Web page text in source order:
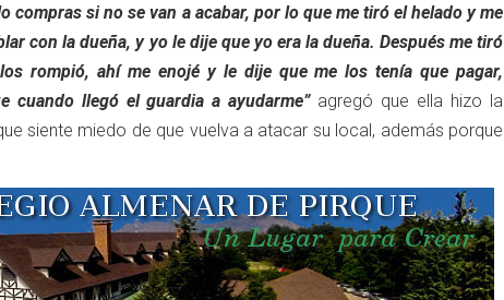
compras si no se van a acabar, por lo que me tiró el helado y me
con la dueña, y yo le dije que yo era la dueña. Después me tiró
rompió, ahí me enojé y le dije que me los tenía que pagar,
cuando llegó el guardia a ayudarme”agregó que ella hizo la
siente miedo de que vuelva a atacar su local, además porque